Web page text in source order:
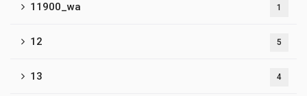
11900_wa 1
12 5
13 4